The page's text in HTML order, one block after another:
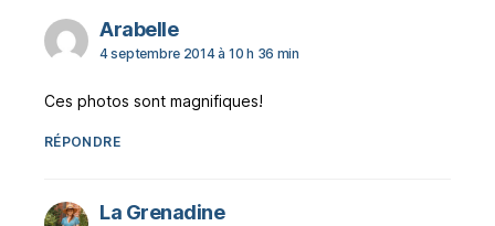
Arabelledit :
4 septembre 2014 à 10 h 36 min
Ces photos sont magnifiques!
RÉPONDRE
La Grenadinedit :